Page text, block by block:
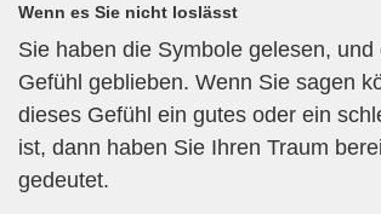
Wenn es Sie nicht loslässt
Sie haben die Symbole gelesen, und
Gefühl geblieben. Wenn Sie sagen
dieses Gefühl ein gutes oder ein
ist, dann haben Sie Ihren Traum
gedeutet.